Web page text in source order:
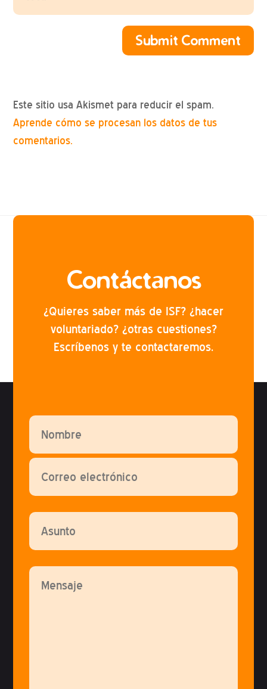
Submit Comment
Este sitio usa Akismet para reducir el spam.
Aprende cómo se procesan los datos de tus
comentarios.
Contáctanos
¿Quieres saber más de ISF? ¿hacer
voluntariado? ¿otras cuestiones?
Escríbenos y te contactaremos.
Por favor, deja este campo vacío.